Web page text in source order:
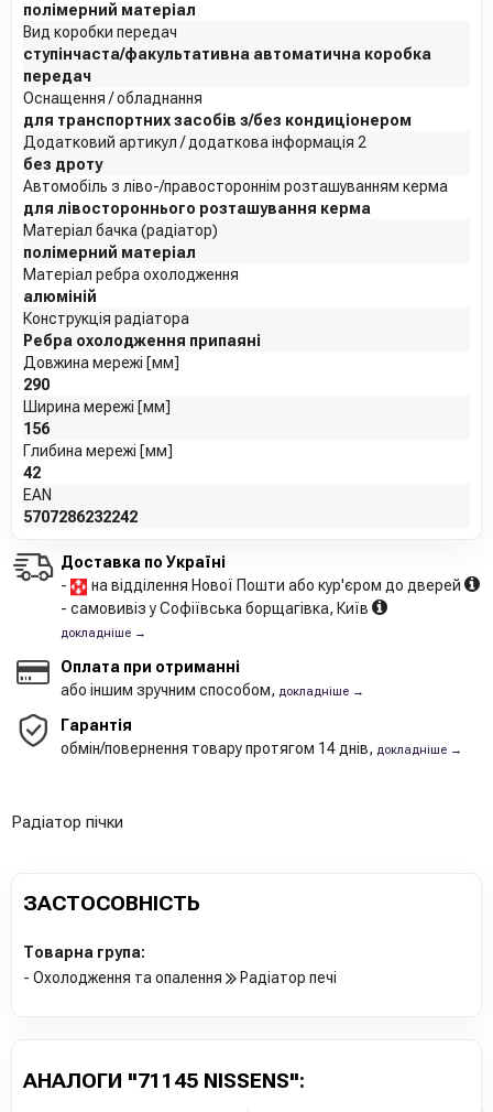
полімерний матеріал
Вид коробки передач
ступінчаста/факультативна автоматична коробка
передач
Оснащення / обладнання
для транспортних засобів з/без кондиціонером
Додатковий артикул / додаткова інформація 2
без дроту
Автомобіль з ліво-/правостороннім розташуванням керма
для лівостороннього розташування керма
Матеріал бачка (радіатор)
полімерний матеріал
Матеріал ребра охолодження
алюміній
Конструкція радіатора
Ребра охолодження припаяні
Довжина мережі [мм]
290
Ширина мережі [мм]
156
Глибина мережі [мм]
42
EAN
5707286232242
Доставка по Україні
-
на відділення Нової Пошти або кур'єром до дверей
- самовивіз у Софіївська борщагівка, Київ
докладніше →
Оплата при отриманні
або іншим зручним способом, докладніше →
Гарантія
обмін/повернення товару протягом 14 днів, докладніше →
Радіатор пічки
ЗАСТОСОВНІСТЬ
Товарна група:
- Охолодження та опалення
Радіатор печі
АНАЛОГИ "71145 NISSENS":